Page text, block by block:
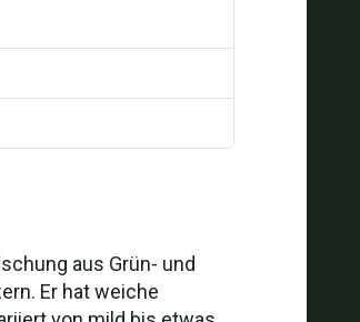
aus Grün- und
Er hat weiche